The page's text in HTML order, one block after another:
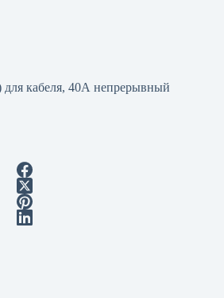
для кабеля, 40А непрерывный